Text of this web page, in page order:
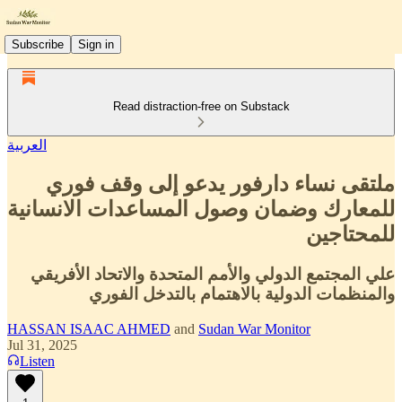
Subscribe Sign in
Read distraction-free on Substack
العربية
ملتقى نساء دارفور يدعو إلى وقف فوري
للمعارك وضمان وصول المساعدات الانسانية
للمحتاجين
علي المجتمع الدولي والأمم المتحدة والاتحاد الأفريقي
والمنظمات الدولية بالاهتمام بالتدخل الفوري
HASSAN ISAAC AHMED and Sudan War Monitor
Jul 31, 2025
Listen